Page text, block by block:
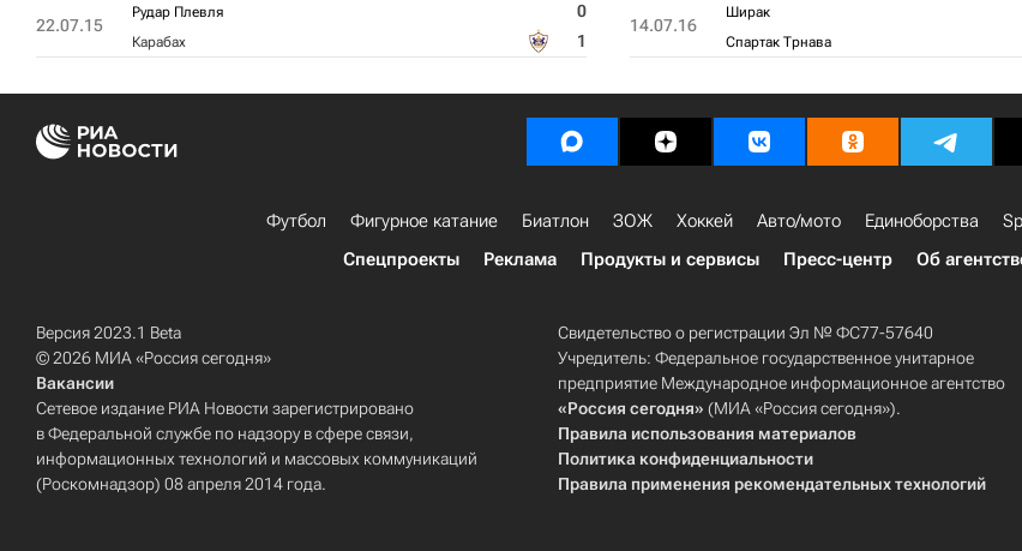
22.07.15
Рудар Плевля 0
Карабах 1
14.07.16
Ширак
Спартак Трнава
Футбол Фигурное катание Биатлон ЗОЖ Хоккей Авто/мото Единоборства
Спецпроекты
Реклама Продукты и сервисы Пресс-центр Об
Версия 2023.1 Beta
© 2026 МИА «Россия сегодня»
Вакансии
Сетевое издание РИА Новости зарегистрировано
в Федеральной службе по надзору в сфере связи,
информационных технологий и массовых коммуникаций
(Роскомнадзор) 08 апреля 2014 года.
Свидетельство о регистрации Эл № ФС77-57640
Учредитель: Федеральное государственное унитарное
предприятие Международное информационное агентство
«Россия сегодня» (МИА «Россия сегодня»).
Правила использования материалов
Политика конфиденциальности
Правила применения рекомендательных технологий